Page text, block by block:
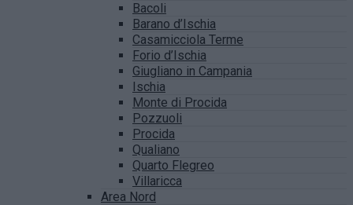
Bacoli
Barano d’Ischia
Casamicciola Terme
Forio d’Ischia
Giugliano in Campania
Ischia
Monte di Procida
Pozzuoli
Procida
Qualiano
Quarto Flegreo
Villaricca
Area Nord